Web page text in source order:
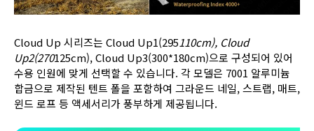
Cloud Up 시리즈는 Cloud Up1(295110cm), Cloud
Up2(270125cm), Cloud Up3(300*180cm)으로 구성되어 있어
수용 인원에 맞게 선택할 수 있습니다. 각 모델은 7001 알루미늄
합금으로 제작된 텐트 폴을 포함하여 그라운드 네일, 스트랩, 매트,
윈드 로프 등 액세서리가 풍부하게 제공됩니다.